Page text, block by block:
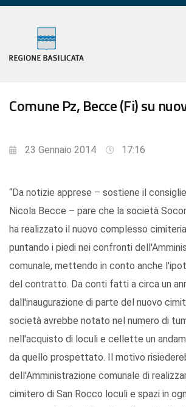
Comune Pz, Becce (Fi) su
23 Gennaio 2014 17:16
“Da notizie apprese – sostiene il
Nicola Becce – pare che la società
ha realizzato il nuovo complesso
puntando i piedi nei confronti
comunale, mettendo in conto anche
del contratto. Da conti fatti a circa un
dall'inaugurazione di parte del nuovo
società avrebbe notato nel numero di
nell'acquisto di loculi e cellette un
da quello prospettato. Il motivo
dell'Amministrazione comunale di
cimitero di San Rocco loculi e spazi in